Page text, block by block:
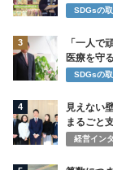
SDGsの
3
「一人で
医療を守
SDGsの
4
見えない
まるごと
経営イン